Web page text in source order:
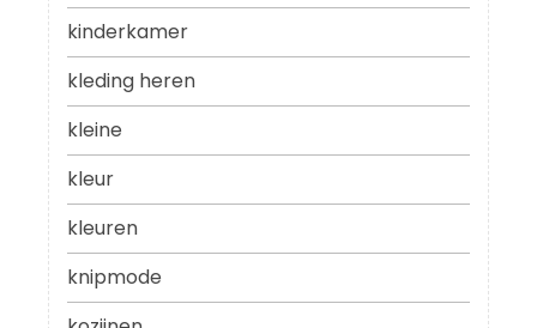
kinderkamer
kleding heren
kleine
kleur
kleuren
knipmode